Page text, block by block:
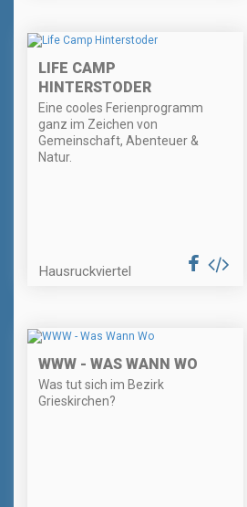
LIFE CAMP
HINTERSTODER
Eine cooles Ferienprogramm
ganz im Zeichen von
Gemeinschaft, Abenteuer &
Natur.
Hausruckviertel
WWW - WAS WANN WO
Was tut sich im Bezirk
Grieskirchen?